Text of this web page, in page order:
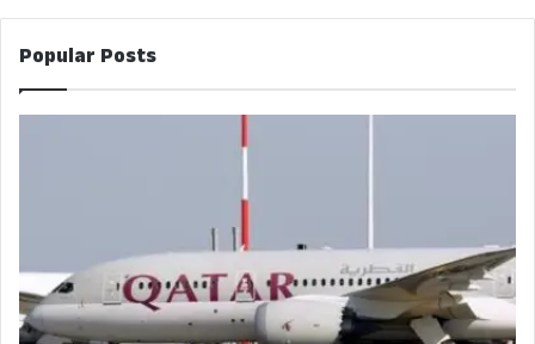
Popular Posts